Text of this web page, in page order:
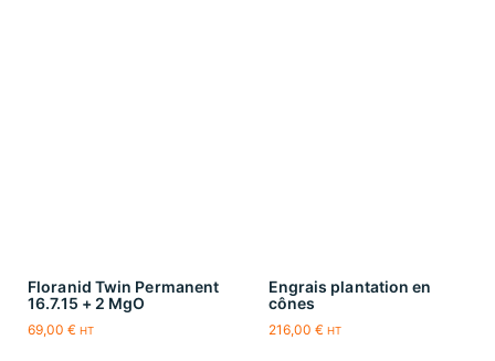
Floranid Twin Permanent
16.7.15 + 2 MgO
69,00 € HT
Engrais plantation en
cônes
216,00 € HT